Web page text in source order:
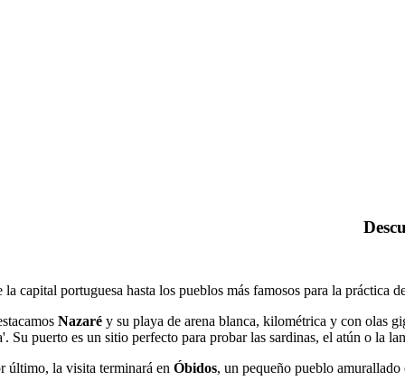
la capital portuguesa hasta los pueblos más famosos para la práctica
Nazaréy su playa de arena blanca, kilométrica y con olas
Su puerto es un sitio perfecto para probar las sardinas, el atún o la
último, la visita terminará en Óbidos, un pequeño pueblo amurallado